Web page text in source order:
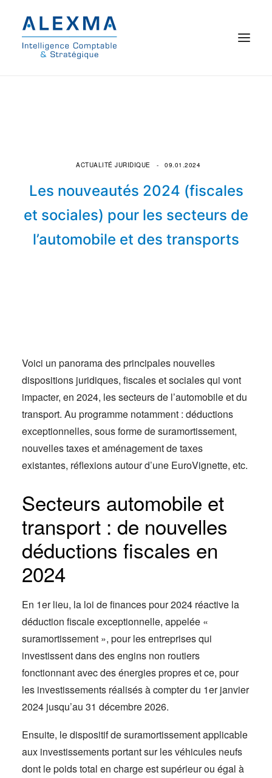
On parle de nous
Qui sommes-nous ?
© 2021 Alexma
Les nouveautés 2024 (fiscales
et sociales) pour les secteurs de
l’automobile et des transports
09.01.2024
ACTUALITÉ JURIDIQUE
Voici un panorama des principales nouvelles
dispositions juridiques, fiscales et sociales qui vont
impacter, en 2024, les secteurs de l’automobile et du
transport. Au programme notamment : déductions
exceptionnelles, sous forme de suramortissement,
nouvelles taxes et aménagement de taxes
existantes, réflexions autour d’une EuroVignette, etc.
Secteurs automobile et
transport : de nouvelles
déductions fiscales en
2024
En 1er lieu, la loi de finances pour 2024 réactive la
déduction fiscale exceptionnelle, appelée «
suramortissement », pour les entreprises qui
investissent dans des engins non routiers
fonctionnant avec des énergies propres et ce, pour
les investissements réalisés à compter du 1er janvier
2024 jusqu’au 31 décembre 2026.
Ensuite, le dispositif de suramortissement applicable
aux investissements portant sur les véhicules neufs
dont le poids total en charge est supérieur ou égal à